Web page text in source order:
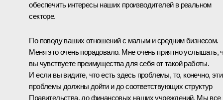
обеспечить интересы наших производителей в реальном
секторе.
По поводу ваших отношений с малым и средним бизнесом.
Меня это очень порадовало. Мне очень приятно услышать,
вы чувствуете преимущества для себя от такой работы.
И если вы видите, что есть здесь проблемы, то, конечно, эти
проблемы должны дойти и до соответствующих структур
Правительства, до финансовых наших учреждений. Мы все